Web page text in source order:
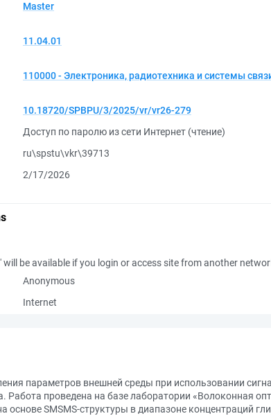
Master
11.04.01
110000 - Электроника, радиотехника и системы
10.18720/SPBPU/3/2025/vr/vr26-279
Доступ по паролю из сети Интернет (чтение)
ru\spstu\vkr\39713
2/17/2026
will be available if you login or access site from another
Anonymous
Internet
параметров внешней среды при использовании
проведена на базе лаборатории «Волоконная
SMSMS-структуры в диапазоне концентраций